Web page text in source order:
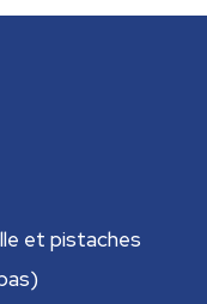
et pistaches